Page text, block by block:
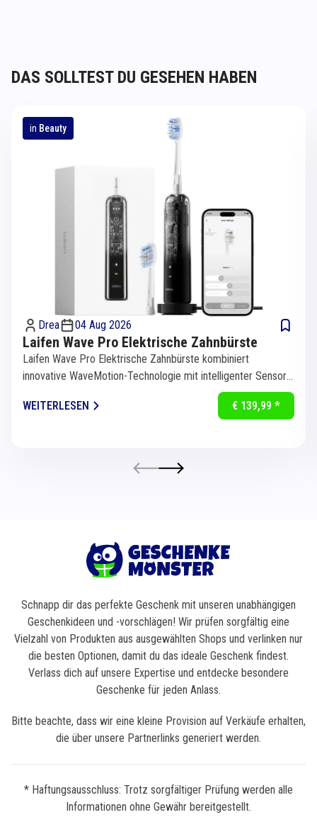
DAS SOLLTEST DU GESEHEN HABEN
in Beauty
Drea 04 Aug 2026
Laifen Wave Pro Elektrische Zahnbürste
Laifen Wave Pro Elektrische Zahnbürste kombiniert
innovative WaveMotion-Technologie mit intelligenter Sensorik
WEITERLESEN
€ 139,99 *
Schnapp dir das perfekte Geschenk mit unseren unabhängigen
Geschenkideen und -vorschlägen! Wir prüfen sorgfältig eine
Vielzahl von Produkten aus ausgewählten Shops und verlinken nur
die besten Optionen, damit du das ideale Geschenk findest.
Verlass dich auf unsere Expertise und entdecke besondere
Geschenke für jeden Anlass.
Bitte beachte, dass wir eine kleine Provision auf Verkäufe erhalten,
die über unsere Partnerlinks generiert werden.
* Haftungsausschluss: Trotz sorgfältiger Prüfung werden alle
Informationen ohne Gewähr bereitgestellt.